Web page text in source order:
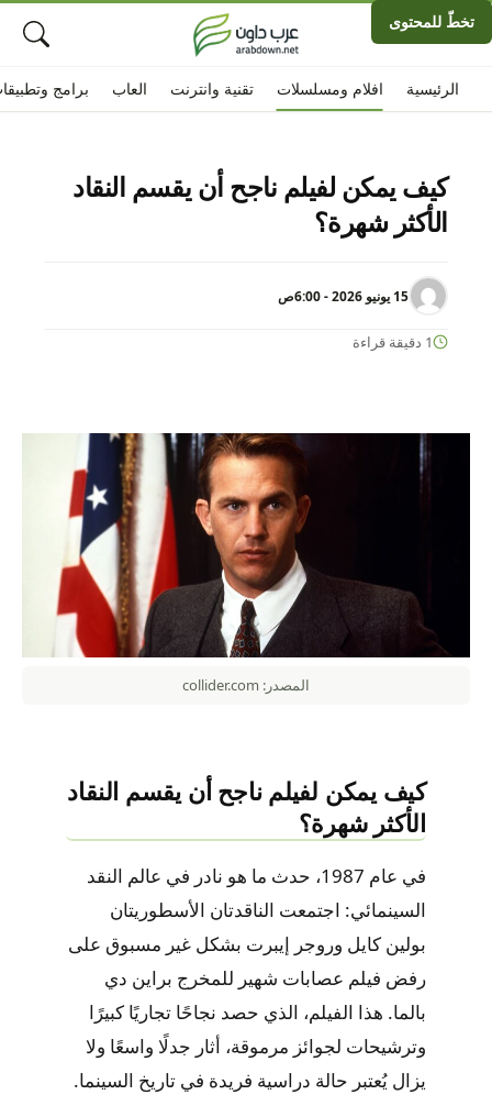
تخطّ للمحتوى
الرئيسية افلام ومسلسلات تقنية وانترنت العاب برامج
كيف يمكن لفيلم ناجح أن يقسم النقاد
الأكثر شهرة؟
15 يونيو 2026 - 6:00ص
1 دقيقة قراءة
المصدر: collider.com
كيف يمكن لفيلم ناجح أن يقسم النقاد
الأكثر شهرة؟
في عام 1987، حدث ما هو نادر في عالم النقد
السينمائي: اجتمعت الناقدتان الأسطوريتان
بولين كايل وروجر إيبرت بشكل غير مسبوق على
رفض فيلم عصابات شهير للمخرج براين دي
بالما. هذا الفيلم، الذي حصد نجاحًا تجاريًا كبيرًا
وترشيحات لجوائز مرموقة، أثار جدلًا واسعًا ولا
يزال يُعتبر حالة دراسية فريدة في تاريخ السينما.